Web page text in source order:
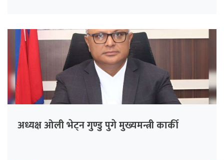
अध्यक्ष ओली भेट्न गुण्डु पुगे मुख्यमन्त्री कार्की